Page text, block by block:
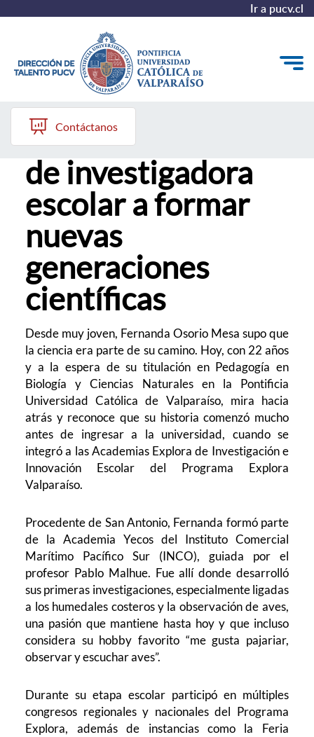
Ir a pucv.cl
Quiénes somos
Nuestros Programas
Investigación
Recursos
Contáctanos
Fernanda Osorio:
de investigadora
escolar a formar
nuevas
generaciones
científicas
Desde muy joven, Fernanda Osorio Mesa supo que
la ciencia era parte de su camino. Hoy, con 22 años
y a la espera de su titulación en Pedagogía en
Biología y Ciencias Naturales en la Pontificia
Universidad Católica de Valparaíso, mira hacia
atrás y reconoce que su historia comenzó mucho
antes de ingresar a la universidad, cuando se
integró a las Academias Explora de Investigación e
Innovación Escolar del Programa Explora
Valparaíso.
Procedente de San Antonio, Fernanda formó parte
de la Academia Yecos del Instituto Comercial
Marítimo Pacífico Sur (INCO), guiada por el
profesor Pablo Malhue. Fue allí donde desarrolló
sus primeras investigaciones, especialmente ligadas
a los humedales costeros y la observación de aves,
una pasión que mantiene hasta hoy y que incluso
considera su hobby favorito “me gusta pajariar,
observar y escuchar aves”.
Durante su etapa escolar participó en múltiples
congresos regionales y nacionales del Programa
Explora, además de instancias como la Feria